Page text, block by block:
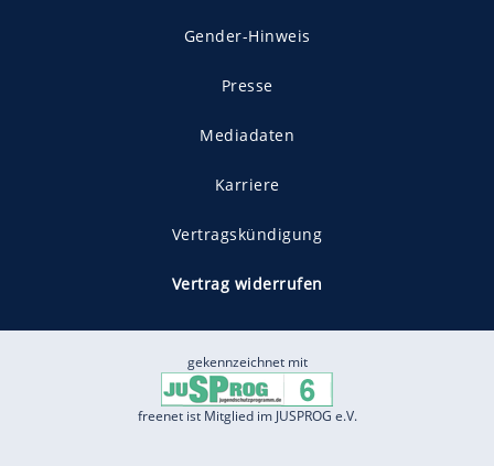
Gender-Hinweis
Presse
Mediadaten
Karriere
Vertragskündigung
Vertrag widerrufen
gekennzeichnet mit
freenet ist Mitglied im JUSPROG e.V.